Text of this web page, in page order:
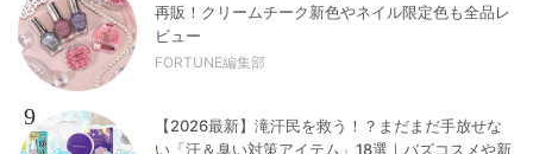
再販！クリームチーク新色やネイル限定色も全品レ
ビュー
FORTUNE編集部
9
【2026最新】滝汗民を救う！？まだまだ手放せな
い「汗＆臭い対策アイテム」18選｜バズコスメや新